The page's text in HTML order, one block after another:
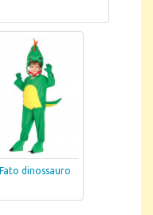
Fato dinossauro